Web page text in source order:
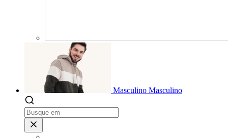
Masculino Masculino